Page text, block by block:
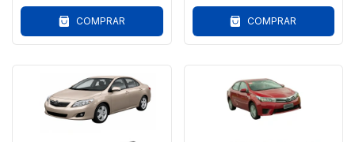
COMPRAR COMPRAR